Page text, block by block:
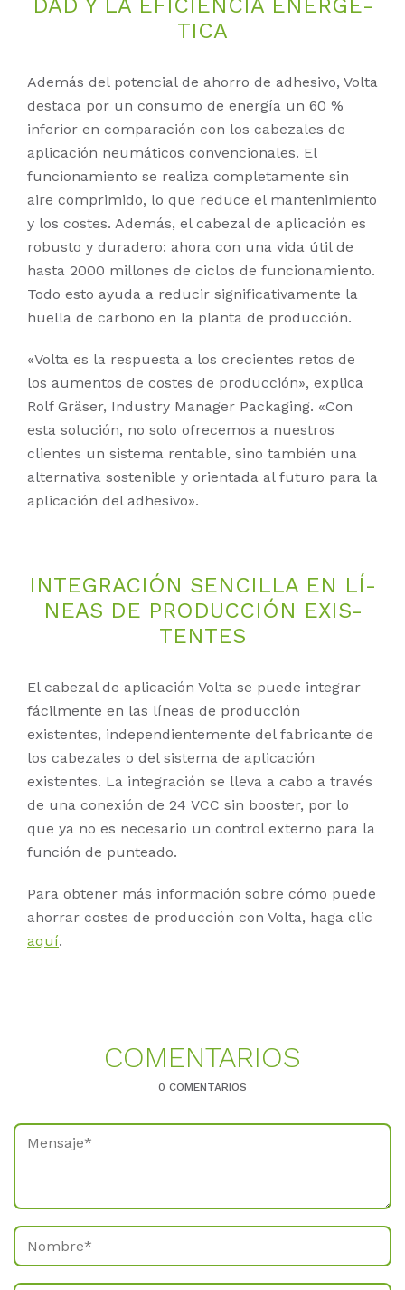
DAD Y LA EFI­CI­EN­CIA EN­ER­GÉ­
TI­CA
Además del potencial de ahorro de adhesivo, Volta
destaca por un consumo de energía un 60 %
inferior en comparación con los cabezales de
aplicación neumáticos convencionales. El
funcionamiento se realiza completamente sin
aire comprimido, lo que reduce el mantenimiento
y los costes. Además, el cabezal de aplicación es
robusto y duradero: ahora con una vida útil de
hasta 2000 millones de ciclos de funcionamiento.
Todo esto ayuda a reducir significativamente la
huella de carbono en la planta de producción.
«Volta es la respuesta a los crecientes retos de
los aumentos de costes de producción», explica
Rolf Gräser, Industry Manager Packaging. «Con
esta solución, no solo ofrecemos a nuestros
clientes un sistema rentable, sino también una
alternativa sostenible y orientada al futuro para la
aplicación del adhesivo».
IN­TE­GRA­CIÓN SEN­CIL­LA EN LÍ­
NE­AS DE PRO­DUC­CIÓN EXIS­
TEN­TES
El cabezal de aplicación Volta se puede integrar
fácilmente en las líneas de producción
existentes, independientemente del fabricante de
los cabezales o del sistema de aplicación
existentes. La integración se lleva a cabo a través
de una conexión de 24 VCC sin booster, por lo
que ya no es necesario un control externo para la
función de punteado.
Para obtener más información sobre cómo puede
ahorrar costes de producción con Volta, haga clic
aquí.
CO­MEN­TA­RI­OS
0 COMENTARIOS